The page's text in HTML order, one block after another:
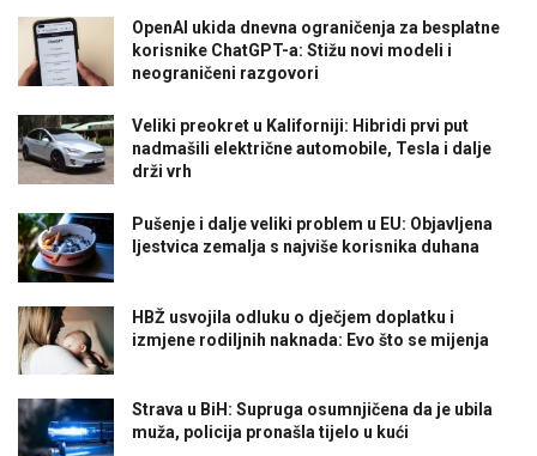
OpenAI ukida dnevna ograničenja za besplatne
korisnike ChatGPT-a: Stižu novi modeli i
neograničeni razgovori
Veliki preokret u Kaliforniji: Hibridi prvi put
nadmašili električne automobile, Tesla i dalje
drži vrh
Pušenje i dalje veliki problem u EU: Objavljena
ljestvica zemalja s najviše korisnika duhana
HBŽ usvojila odluku o dječjem doplatku i
izmjene rodiljnih naknada: Evo što se mijenja
Strava u BiH: Supruga osumnjičena da je ubila
muža, policija pronašla tijelo u kući